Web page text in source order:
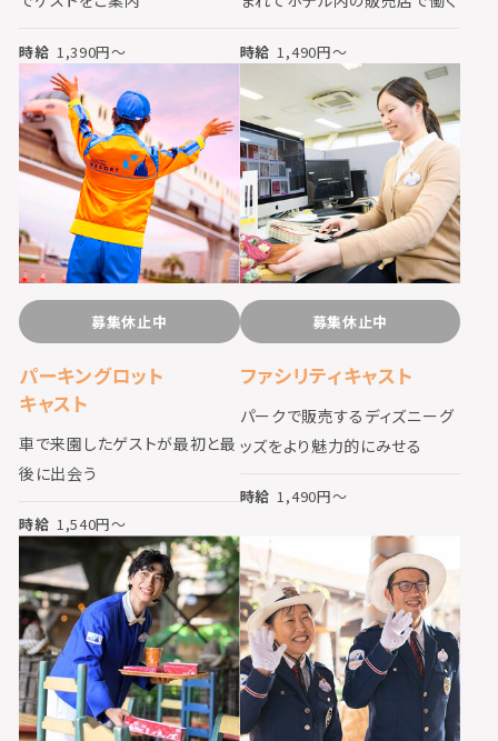
時給 1,390円〜 時給 1,490円〜
募集休止中
パーキングロット
キャスト
車で来園したゲストが最初と最
後に出会う
時給 1,540円〜
募集休止中
ファシリティキャスト
パークで販売するディズニーグ
ッズをより魅力的にみせる
時給 1,490円〜